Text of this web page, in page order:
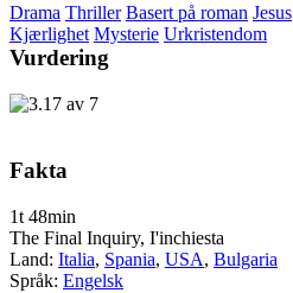
Drama Thriller Basert på roman Jesus
Kjærlighet Mysterie Urkristendom
Vurdering
Fakta
1t 48min
The Final Inquiry, I'inchiesta
Land: Italia, Spania, USA, Bulgaria
Språk: Engelsk